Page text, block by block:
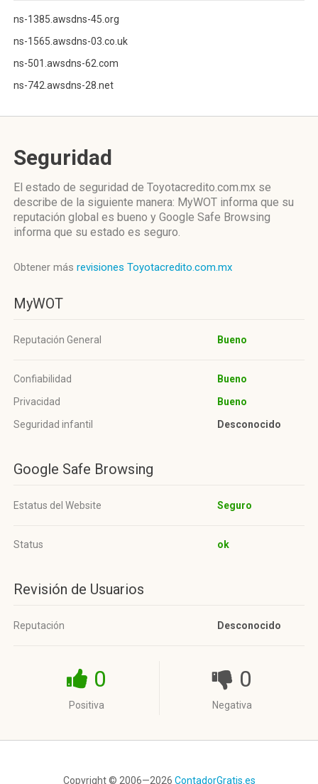
ns-1385.awsdns-45.org
ns-1565.awsdns-03.co.uk
ns-501.awsdns-62.com
ns-742.awsdns-28.net
Seguridad
El estado de seguridad de Toyotacredito.com.mx se
describe de la siguiente manera: MyWOT informa que su
reputación global es bueno y Google Safe Browsing
informa que su estado es seguro.
Obtener más revisiones Toyotacredito.com.mx
MyWOT
Reputación General Bueno
Confiabilidad
Bueno
Privacidad
Bueno
Seguridad infantil
Desconocido
Google Safe Browsing
Estatus del Website Seguro
Status ok
Revisión de Usuarios
Reputación Desconocido
0
Positiva
0
Negativa
Copyright © 2006—2026 ContadorGratis.es